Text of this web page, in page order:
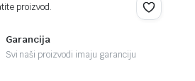
proizvod.
Garancija
Svi naši proizvodi imaju garanciju